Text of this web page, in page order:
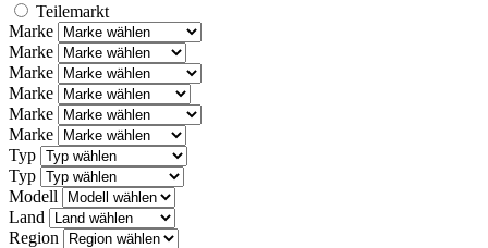
Teilemarkt
Marke
Marke
Marke
Marke
Marke
Marke
Typ
Typ
Modell
Land
Region